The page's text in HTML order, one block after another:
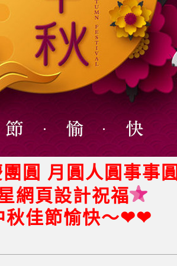
圓 月圓人圓事事
網頁設計祝福
秋佳節愉快～❤❤